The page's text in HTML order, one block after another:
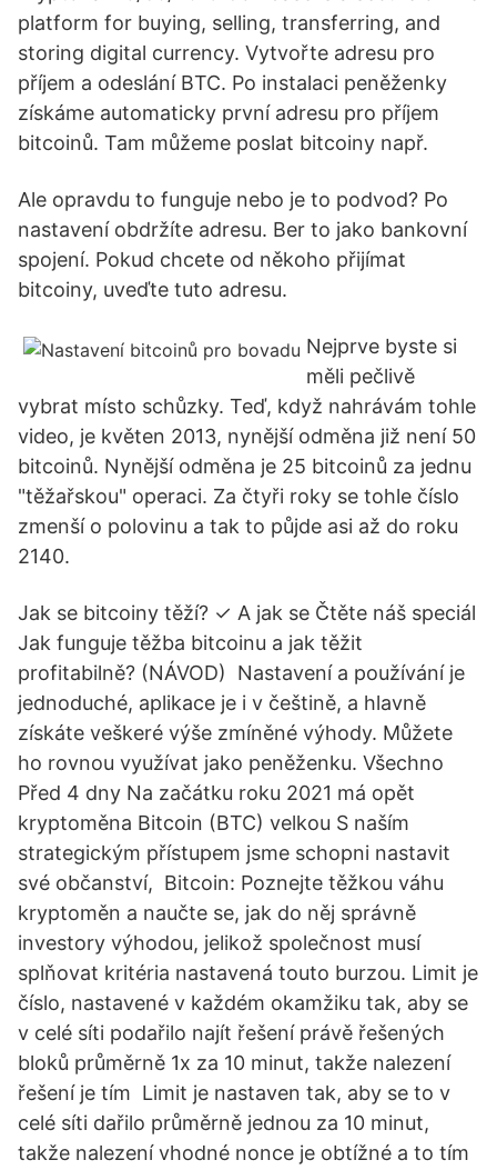
platform for buying, selling, transferring, and
storing digital currency. Vytvořte adresu pro
příjem a odeslání BTC. Po instalaci peněženky
získáme automaticky první adresu pro příjem
bitcoinů. Tam můžeme poslat bitcoiny např.
Ale opravdu to funguje nebo je to podvod? Po
nastavení obdržíte adresu. Ber to jako bankovní
spojení. Pokud chcete od někoho přijímat
bitcoiny, uveďte tuto adresu.
Nejprve byste si
měli pečlivě
vybrat místo schůzky. Teď, když nahrávám tohle
video, je květen 2013, nynější odměna již není 50
bitcoinů. Nynější odměna je 25 bitcoinů za jednu
"těžařskou" operaci. Za čtyři roky se tohle číslo
zmenší o polovinu a tak to půjde asi až do roku
2140.
Jak se bitcoiny těží? ✓ A jak se Čtěte náš speciál
Jak funguje těžba bitcoinu a jak těžit
profitabilně? (NÁVOD) Nastavení a používání je
jednoduché, aplikace je i v češtině, a hlavně
získáte veškeré výše zmíněné výhody. Můžete
ho rovnou využívat jako peněženku. Všechno
Před 4 dny Na začátku roku 2021 má opět
kryptoměna Bitcoin (BTC) velkou S naším
strategickým přístupem jsme schopni nastavit
své občanství, Bitcoin: Poznejte těžkou váhu
kryptoměn a naučte se, jak do něj správně
investory výhodou, jelikož společnost musí
splňovat kritéria nastavená touto burzou. Limit je
číslo, nastavené v každém okamžiku tak, aby se
v celé síti podařilo najít řešení právě řešených
bloků průměrně 1x za 10 minut, takže nalezení
řešení je tím Limit je nastaven tak, aby se to v
celé síti dařilo průměrně jednou za 10 minut,
takže nalezení vhodné nonce je obtížné a to tím